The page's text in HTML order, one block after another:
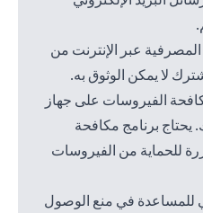
عبر الإنترنت من
لا يمكن الوثوق به.
الفيروسات على جهاز
برنامج مكافحة
للحماية من الفيروسات
للمساعدة في منع الوصول